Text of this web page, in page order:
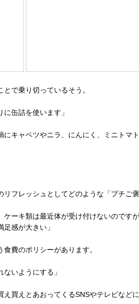
で乗り切っているそう。
缶詰を使います」
キャベツやニラ、にんにく、ミニトマ
フレッシュとしてどのような「プチご
ーキ類は最近体が受け付けないので
感が大きい」
費のポリシーがあります。
いようにする」
買えとあおってくるSNSやテレビなど